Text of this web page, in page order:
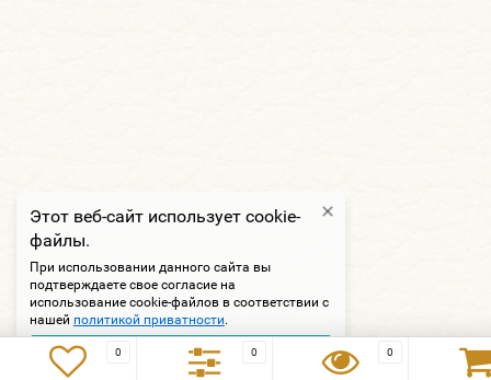
Этот веб-сайт использует cookie-
файлы.
При использовании данного сайта вы
подтверждаете свое согласие на
использование cookie-файлов в соответствии с
нашей политикой приватности.
Подтверждаю
0 0 0